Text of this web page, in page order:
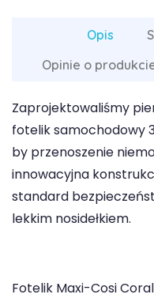
Opis
Opinie o
Zaprojektowaliśmy
fotelik samochodowy
by przenoszenie
innowacyjna
standard
lekkim nosidełkiem.
Fotelik Maxi-Cosi